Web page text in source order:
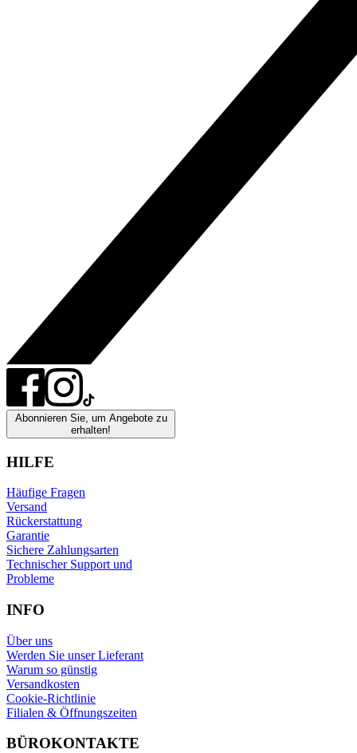
Abonnieren Sie, um Angebote zu
erhalten!
HILFE
Häufige Fragen
Versand
Rückerstattung
Garantie
Sichere Zahlungsarten
Technischer Support und
Probleme
INFO
Über uns
Werden Sie unser Lieferant
Warum so günstig
Versandkosten
Cookie-Richtlinie
Filialen & Öffnungszeiten
BÜROKONTAKTE